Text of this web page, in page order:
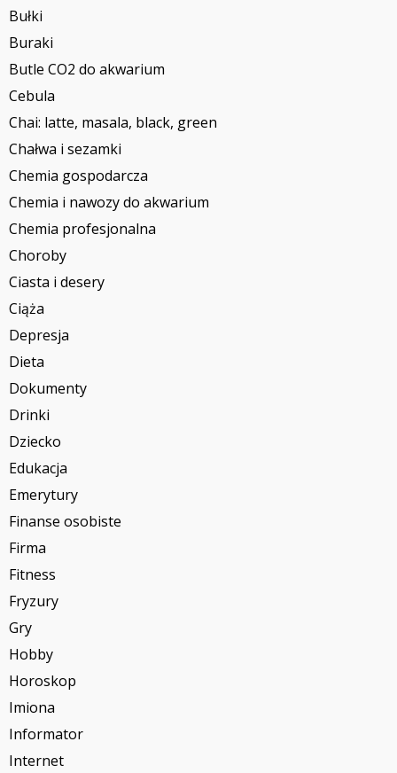
Bułki
Buraki
Butle CO2 do akwarium
Cebula
Chai: latte, masala, black, green
Chałwa i sezamki
Chemia gospodarcza
Chemia i nawozy do akwarium
Chemia profesjonalna
Choroby
Ciasta i desery
Ciąża
Depresja
Dieta
Dokumenty
Drinki
Dziecko
Edukacja
Emerytury
Finanse osobiste
Firma
Fitness
Fryzury
Gry
Hobby
Horoskop
Imiona
Informator
Internet